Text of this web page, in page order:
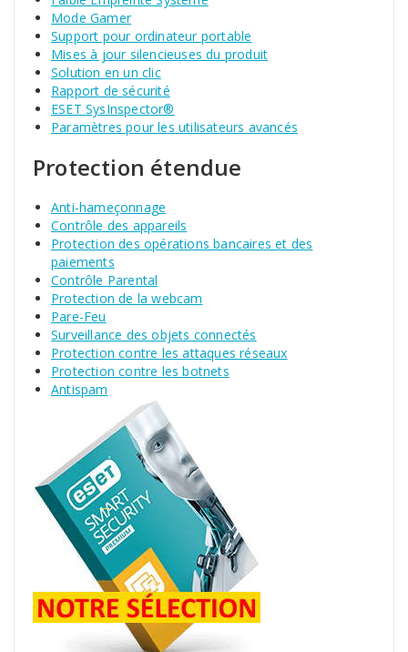
Mode Gamer
Support pour ordinateur portable
Mises à jour silencieuses du produit
Solution en un clic
Rapport de sécurité
ESET SysInspector®
Paramètres pour les utilisateurs avancés
Protection étendue
Anti-hameçonnage
Contrôle des appareils
Protection des opérations bancaires et des
paiements
Contrôle Parental
Protection de la webcam
Pare-Feu
Surveillance des objets connectés
Protection contre les attaques réseaux
Protection contre les botnets
Antispam